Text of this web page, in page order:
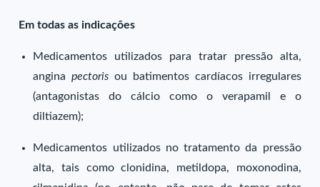
Em todas as indicações
Medicamentos utilizados para tratar pressão alta,
anginapectoris ou batimentos cardíacos irregulares
(antagonistas do cálcio como o verapamil e o
diltiazem);
Medicamentos utilizados no tratamento da pressão
alta, tais como clonidina, metildopa, moxonodina,